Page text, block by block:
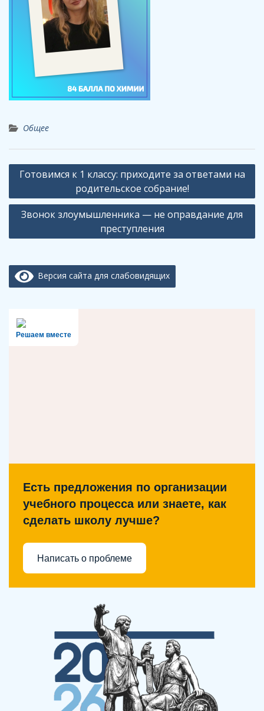
Общее
Навигация
записям
Готовимся к 1 классу: приходите за ответами на
родительское собрание!
Звонок злоумышленника — не оправдание для
преступления
Версия сайта для слабовидящих
Решаем вместе
Есть предложения по организации
учебного процесса или знаете, как
сделать школу лучше?
Написать о проблеме